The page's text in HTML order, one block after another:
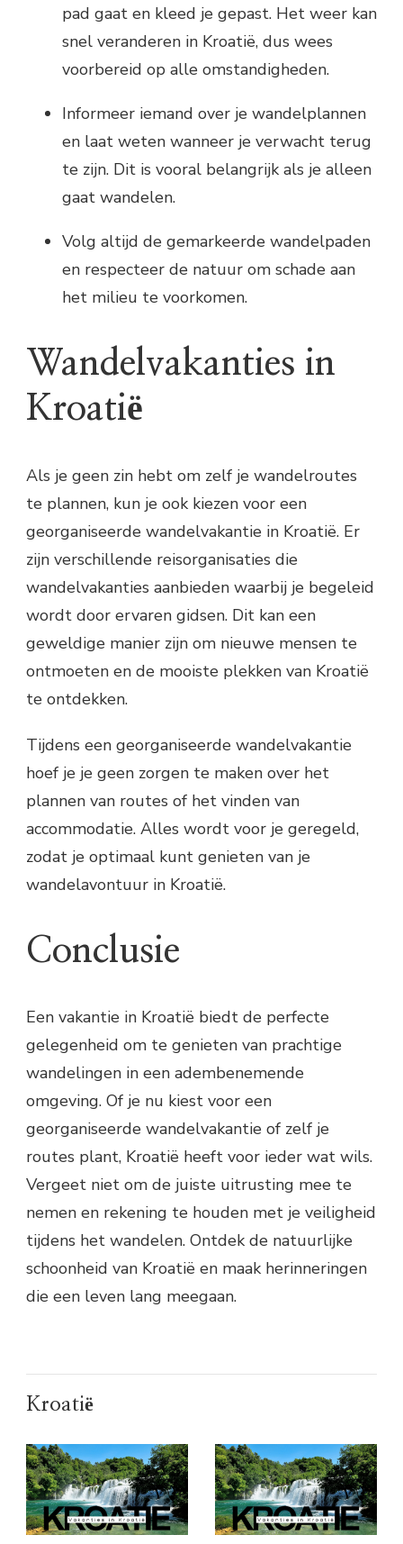
pad gaat en kleed je gepast. Het weer kan
snel veranderen in Kroatië, dus wees
voorbereid op alle omstandigheden.
Informeer iemand over je wandelplannen
en laat weten wanneer je verwacht terug
te zijn. Dit is vooral belangrijk als je alleen
gaat wandelen.
Volg altijd de gemarkeerde wandelpaden
en respecteer de natuur om schade aan
het milieu te voorkomen.
Wandelvakanties in
Kroatië
Als je geen zin hebt om zelf je wandelroutes
te plannen, kun je ook kiezen voor een
georganiseerde wandelvakantie in Kroatië. Er
zijn verschillende reisorganisaties die
wandelvakanties aanbieden waarbij je begeleid
wordt door ervaren gidsen. Dit kan een
geweldige manier zijn om nieuwe mensen te
ontmoeten en de mooiste plekken van Kroatië
te ontdekken.
Tijdens een georganiseerde wandelvakantie
hoef je je geen zorgen te maken over het
plannen van routes of het vinden van
accommodatie. Alles wordt voor je geregeld,
zodat je optimaal kunt genieten van je
wandelavontuur in Kroatië.
Conclusie
Een vakantie in Kroatië biedt de perfecte
gelegenheid om te genieten van prachtige
wandelingen in een adembenemende
omgeving. Of je nu kiest voor een
georganiseerde wandelvakantie of zelf je
routes plant, Kroatië heeft voor ieder wat wils.
Vergeet niet om de juiste uitrusting mee te
nemen en rekening te houden met je veiligheid
tijdens het wandelen. Ontdek de natuurlijke
schoonheid van Kroatië en maak herinneringen
die een leven lang meegaan.
Kroatië